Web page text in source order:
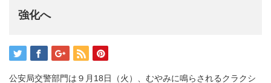
強化へ
公安局交警部門は９月18日（火）、むやみに鳴らされるクラクシ